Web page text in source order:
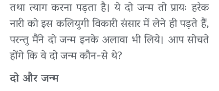
तथा त्याग करना पड़ता है। ये दो जन्म तो प्रायः हरेक
नारी को इस कलियुगी विकारी संसार में लेने ही पड़ते हैं,
परन्तु मैंने दो जन्म इनके अलावा भी लिये। आप सोचते
होंगे कि वे दो जन्म कौन-से थे?
दोऔरजन्म